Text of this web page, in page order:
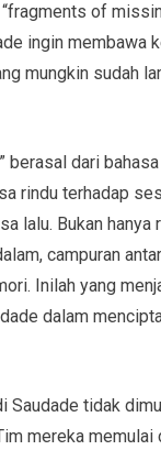
“fragments of
ingin membawa
mungkin sudah
berasal dari
rindu terhadap
lalu. Bukan hanya
campuran
Inilah yang
dalam
Saudade tidak
mereka memulai